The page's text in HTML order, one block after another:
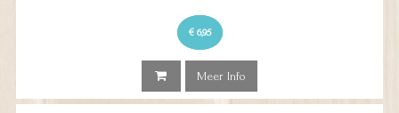
€ 6,95
Meer Info